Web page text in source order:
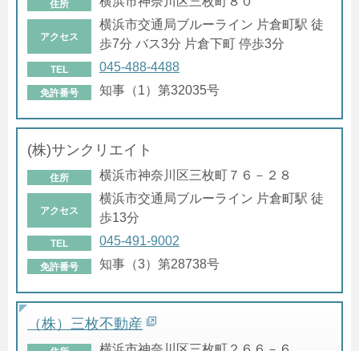
住所
アクセス
横浜市交通局ブルーライン 片倉町駅 徒
歩7分 バス3分 片倉下町 停歩3分
TEL 045-488-4488
免許番号 知事（1）第32035号
(株)サンクリエイト
住所 横浜市神奈川区三枚町７６－２８
アクセス
横浜市交通局ブルーライン 片倉町駅 徒
歩13分
TEL 045-491-9002
免許番号 知事（3）第28738号
（株）三枚不動産